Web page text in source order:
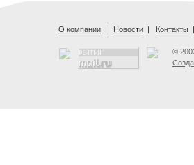
О компании | Новости | Контакты |
©